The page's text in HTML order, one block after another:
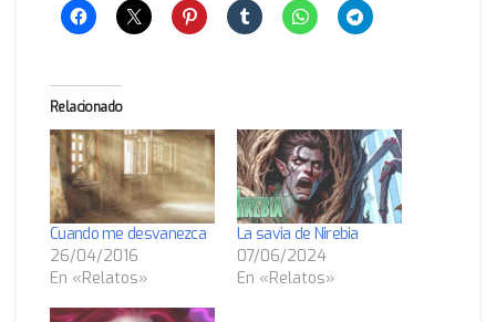
Relacionado
Cuando me desvanezca
26/04/2016
En «Relatos»
La savia de Nirebia
07/06/2024
En «Relatos»